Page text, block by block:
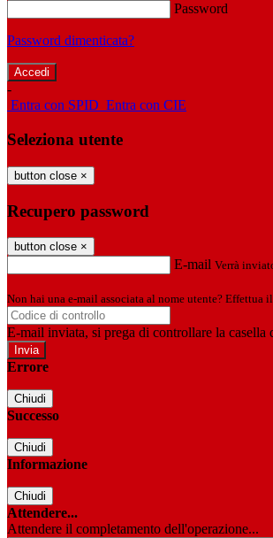
Password
Password dimenticata?
-
Entra con SPID Entra con CIE
Seleziona utente
button close ×
Recupero password
button close ×
E-mail Verrà
Non hai una e-mail associata al nome utente? Effettua
E-mail inviata, si prega di controllare la casella
Errore
Chiudi
Successo
Chiudi
Informazione
Chiudi
Attendere...
Attendere il completamento dell'operazione...